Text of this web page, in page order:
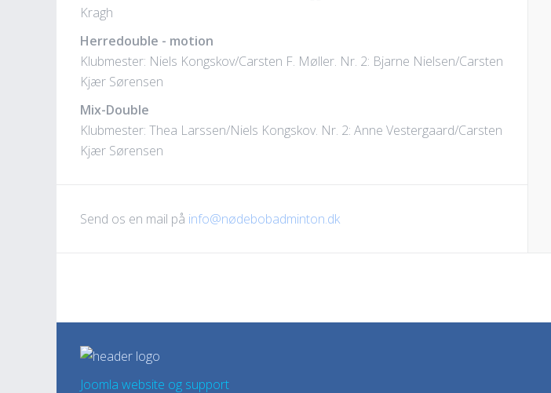
Kragh
Herredouble - motion
Klubmester: Niels Kongskov/Carsten F. Møller. Nr. 2: Bjarne Nielsen/Carsten
Kjær Sørensen
Mix-Double
Klubmester: Thea Larssen/Niels Kongskov. Nr. 2: Anne Vestergaard/Carsten
Kjær Sørensen
Send os en mail på info@nødebobadminton.dk
Joomla website og support